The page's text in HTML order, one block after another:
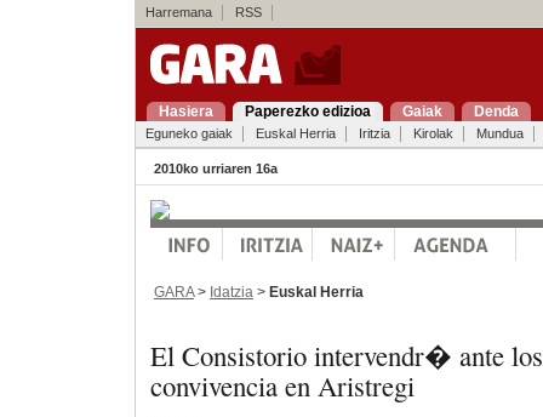
Harremana RSS
Hasiera Paperezko edizioa Gaiak Denda
Eguneko gaiak Euskal Herria Iritzia Kirolak Mundua
2010ko urriaren 16a
GARA> Idatzia > Euskal Herria
El Consistorio intervendr� ante
convivencia en Aristregi